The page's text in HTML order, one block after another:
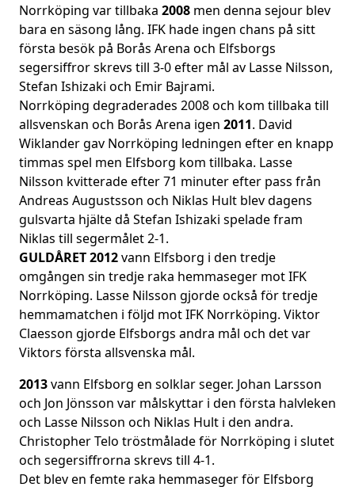
Norrköping var tillbaka 2008 men denna sejour blev
bara en säsong lång. IFK hade ingen chans på sitt
första besök på Borås Arena och Elfsborgs
segersiffror skrevs till 3-0 efter mål av Lasse Nilsson,
Stefan Ishizaki och Emir Bajrami.
Norrköping degraderades 2008 och kom tillbaka till
allsvenskan och Borås Arena igen 2011. David
Wiklander gav Norrköping ledningen efter en knapp
timmas spel men Elfsborg kom tillbaka. Lasse
Nilsson kvitterade efter 71 minuter efter pass från
Andreas Augustsson och Niklas Hult blev dagens
gulsvarta hjälte då Stefan Ishizaki spelade fram
Niklas till segermålet 2-1.
GULDÅRET 2012vann Elfsborg i den tredje
omgången sin tredje raka hemmaseger mot IFK
Norrköping. Lasse Nilsson gjorde också för tredje
hemmamatchen i följd mot IFK Norrköping. Viktor
Claesson gjorde Elfsborgs andra mål och det var
Viktors första allsvenska mål.
2013vann Elfsborg en solklar seger. Johan Larsson
och Jon Jönsson var målskyttar i den första halvleken
och Lasse Nilsson och Niklas Hult i den andra.
Christopher Telo tröstmålade för Norrköping i slutet
och segersiffrorna skrevs till 4-1.
Det blev en femte raka hemmaseger för Elfsborg